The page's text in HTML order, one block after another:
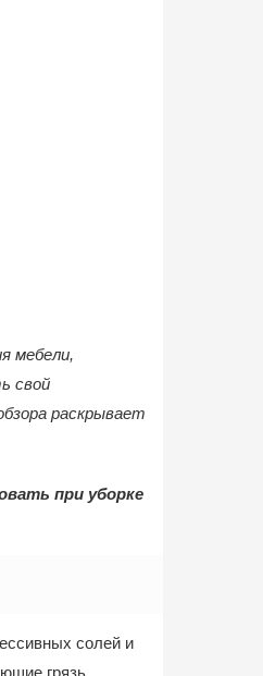
мебели,
свой
раскрывает
при уборке
солей и
грязь